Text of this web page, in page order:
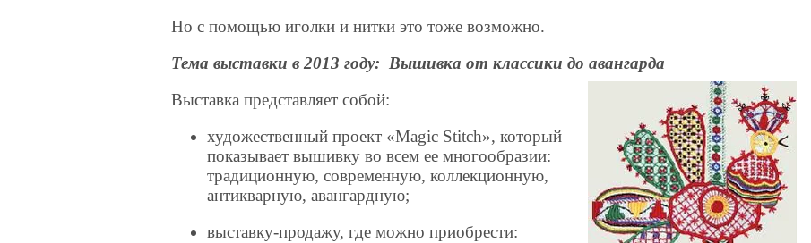
Но с помощью иголки и нитки это тоже возможно.
Тема выставки в 2013 году: Вышивка от классики до авангарда
Выставка представляет собой:
художественный проект «Magic Stitch», который
показывает вышивку во всем ее многообразии:
традиционную, современную, коллекционную,
антикварную, авангардную;
выставку-продажу, где можно приобрести: